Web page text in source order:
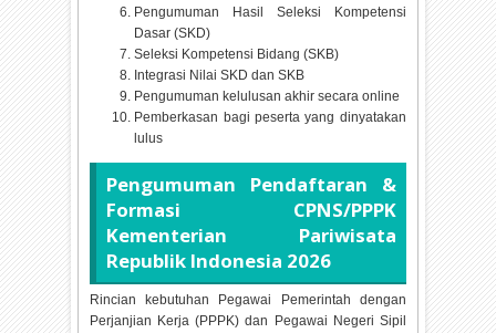
Pengumuman Hasil Seleksi Kompetensi
Dasar (SKD)
Seleksi Kompetensi Bidang (SKB)
Integrasi Nilai SKD dan SKB
Pengumuman kelulusan akhir secara online
Pemberkasan bagi peserta yang dinyatakan
lulus
Pengumuman Pendaftaran &
Formasi CPNS/PPPK
Kementerian Pariwisata
Republik Indonesia 2026
Rincian kebutuhan Pegawai Pemerintah dengan
Perjanjian Kerja (PPPK) dan Pegawai Negeri Sipil